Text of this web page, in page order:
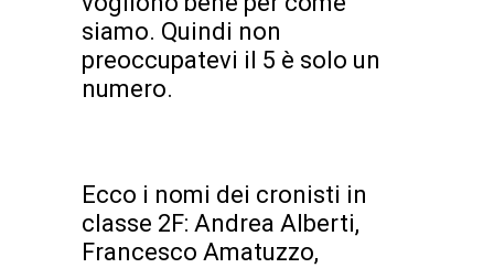
siamo. Quindi non
preoccupatevi il 5 è solo un
numero.
Ecco i nomi dei cronisti in
classe 2F: Andrea Alberti,
Francesco Amatuzzo,